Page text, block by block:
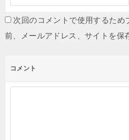
次回のコメントで使用するため
前、メールアドレス、サイトを保
コメント